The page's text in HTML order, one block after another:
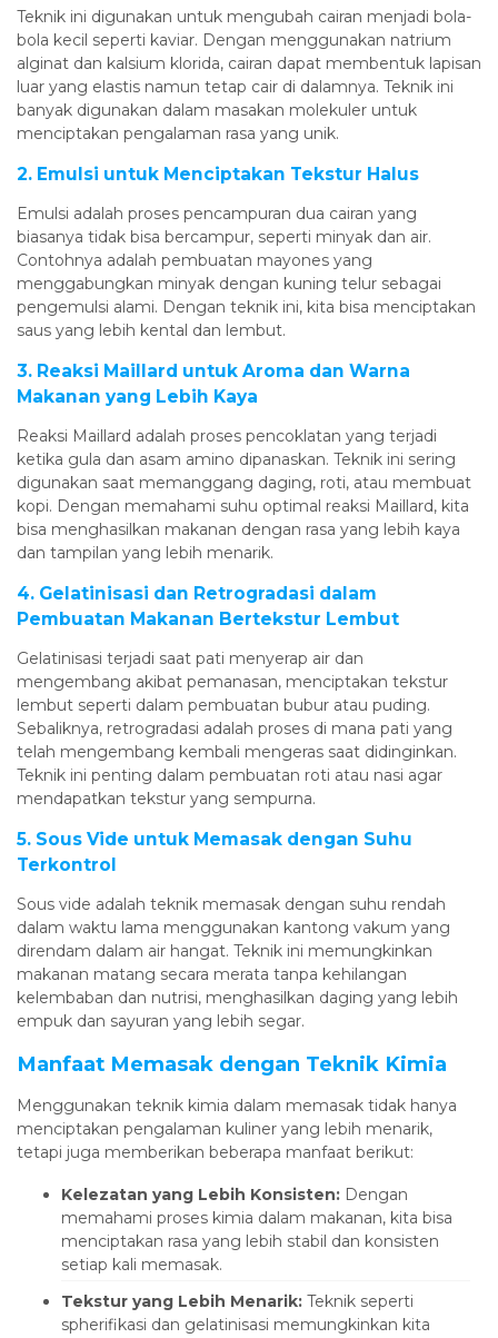
Teknik ini digunakan untuk mengubah cairan menjadi bola-
bola kecil seperti kaviar. Dengan menggunakan natrium
alginat dan kalsium klorida, cairan dapat membentuk lapisan
luar yang elastis namun tetap cair di dalamnya. Teknik ini
banyak digunakan dalam masakan molekuler untuk
menciptakan pengalaman rasa yang unik.
2. Emulsi untuk Menciptakan Tekstur Halus
Emulsi adalah proses pencampuran dua cairan yang
biasanya tidak bisa bercampur, seperti minyak dan air.
Contohnya adalah pembuatan mayones yang
menggabungkan minyak dengan kuning telur sebagai
pengemulsi alami. Dengan teknik ini, kita bisa menciptakan
saus yang lebih kental dan lembut.
3. Reaksi Maillard untuk Aroma dan Warna
Makanan yang Lebih Kaya
Reaksi Maillard adalah proses pencoklatan yang terjadi
ketika gula dan asam amino dipanaskan. Teknik ini sering
digunakan saat memanggang daging, roti, atau membuat
kopi. Dengan memahami suhu optimal reaksi Maillard, kita
bisa menghasilkan makanan dengan rasa yang lebih kaya
dan tampilan yang lebih menarik.
4. Gelatinisasi dan Retrogradasi dalam
Pembuatan Makanan Bertekstur Lembut
Gelatinisasi terjadi saat pati menyerap air dan
mengembang akibat pemanasan, menciptakan tekstur
lembut seperti dalam pembuatan bubur atau puding.
Sebaliknya, retrogradasi adalah proses di mana pati yang
telah mengembang kembali mengeras saat didinginkan.
Teknik ini penting dalam pembuatan roti atau nasi agar
mendapatkan tekstur yang sempurna.
5. Sous Vide untuk Memasak dengan Suhu
Terkontrol
Sous vide adalah teknik memasak dengan suhu rendah
dalam waktu lama menggunakan kantong vakum yang
direndam dalam air hangat. Teknik ini memungkinkan
makanan matang secara merata tanpa kehilangan
kelembaban dan nutrisi, menghasilkan daging yang lebih
empuk dan sayuran yang lebih segar.
Manfaat Memasak dengan Teknik Kimia
Menggunakan teknik kimia dalam memasak tidak hanya
menciptakan pengalaman kuliner yang lebih menarik,
tetapi juga memberikan beberapa manfaat berikut:
Kelezatan yang Lebih Konsisten: Dengan
memahami proses kimia dalam makanan, kita bisa
menciptakan rasa yang lebih stabil dan konsisten
setiap kali memasak.
Tekstur yang Lebih Menarik: Teknik seperti
spherifikasi dan gelatinisasi memungkinkan kita